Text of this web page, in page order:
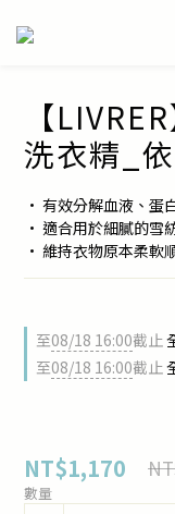
【
洗衣精_
• 有效分解血液、蛋
• 適合用於細膩的雪
• 維持衣物原本柔軟
至08/18 16:00截止
至08/18 16:00截止
NT$1,170
數量